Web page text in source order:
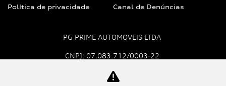
Política de privacidade Canal de Denúncias
PG PRIME AUTOMOVEIS LTDA
CNPJ: 07.083.712/0003-22